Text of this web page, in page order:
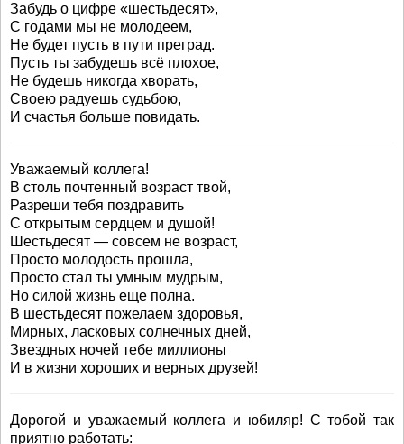
Забудь о цифре «шестьдесят»,
С годами мы не молодеем,
Не будет пусть в пути преград.
Пусть ты забудешь всё плохое,
Не будешь никогда хворать,
Своею радуешь судьбою,
И счастья больше повидать.
Уважаемый коллега!
В столь почтенный возраст твой,
Разреши тебя поздравить
С открытым сердцем и душой!
Шестьдесят — совсем не возраст,
Просто молодость прошла,
Просто стал ты умным мудрым,
Но силой жизнь еще полна.
В шестьдесят пожелаем здоровья,
Мирных, ласковых солнечных дней,
Звездных ночей тебе миллионы
И в жизни хороших и верных друзей!
Дорогой и уважаемый коллега и юбиляр! С тобой так
приятно работать: